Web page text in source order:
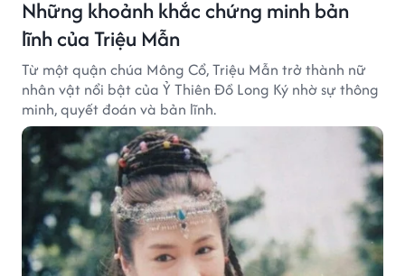
Những khoảnh khắc chứng minh bản
lĩnh của Triệu Mẫn
Từ một quận chúa Mông Cổ, Triệu Mẫn trở thành nữ
nhân vật nổi bật của Ỷ Thiên Đồ Long Ký nhờ sự thông
minh, quyết đoán và bản lĩnh.